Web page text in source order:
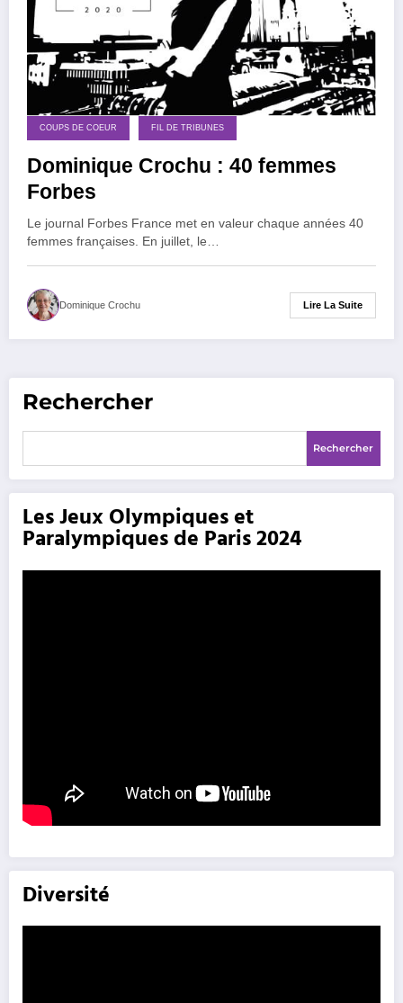
COUPS DE COEUR FIL DE TRIBUNES
Dominique Crochu : 40 femmes
Forbes
Le journal Forbes France met en valeur chaque années 40
femmes françaises. En juillet, le…
Dominique Crochu Lire La Suite
Rechercher
Rechercher
Les Jeux Olympiques et
Paralympiques de Paris 2024
Diversité